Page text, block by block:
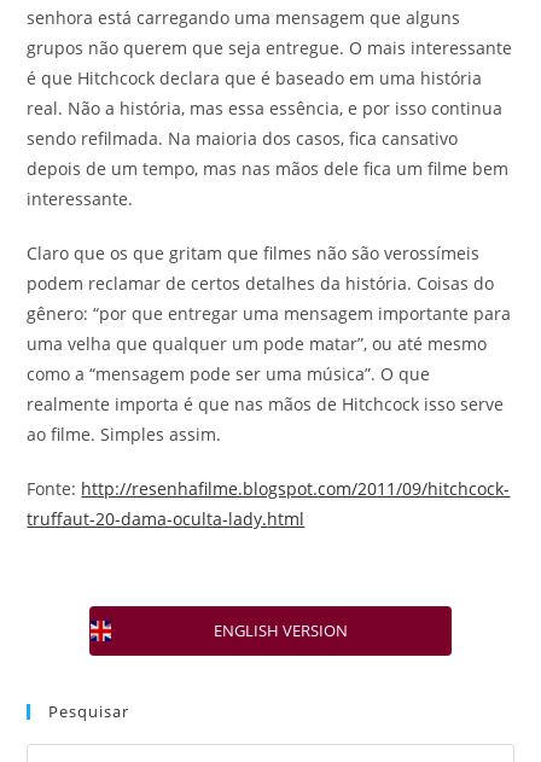
senhora está carregando uma mensagem que alguns
grupos não querem que seja entregue. O mais interessante
é que Hitchcock declara que é baseado em uma história
real. Não a história, mas essa essência, e por isso continua
sendo refilmada. Na maioria dos casos, fica cansativo
depois de um tempo, mas nas mãos dele fica um filme bem
interessante.
Claro que os que gritam que filmes não são verossímeis
podem reclamar de certos detalhes da história. Coisas do
gênero: “por que entregar uma mensagem importante para
uma velha que qualquer um pode matar”, ou até mesmo
como a “mensagem pode ser uma música”. O que
realmente importa é que nas mãos de Hitchcock isso serve
ao filme. Simples assim.
Fonte: http://resenhafilme.blogspot.com/2011/09/hitchcock-
truffaut-20-dama-oculta-lady.html
ENGLISH VERSION
Pesquisar